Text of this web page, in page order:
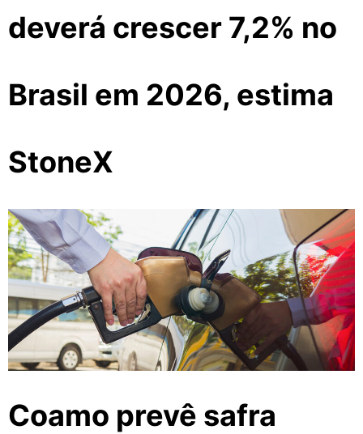
deverá crescer 7,2% no
Brasil em 2026, estima
StoneX
Coamo prevê safra